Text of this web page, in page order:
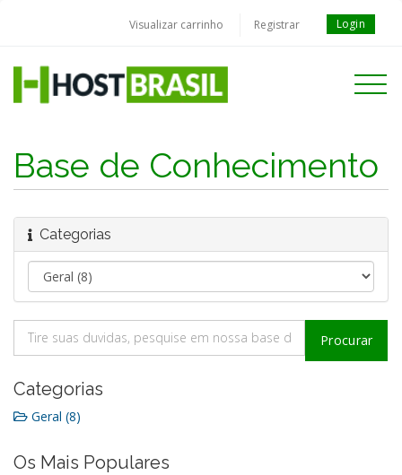
Visualizar carrinho Registrar Login
Toggle
Base de Conhecimento
Categorias
Categorias
Geral (8)
Os Mais Populares